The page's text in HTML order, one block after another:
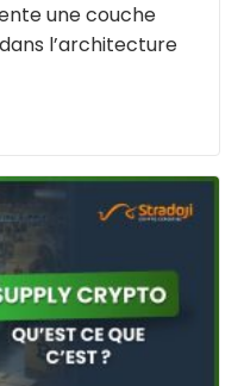
une couche
l’architecture